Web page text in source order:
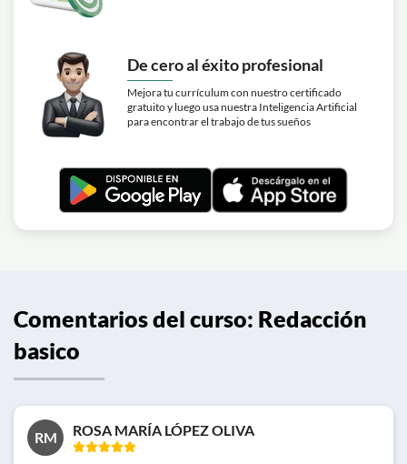
De cero al éxito profesional
Mejora tu currículum con nuestro certificado
gratuito y luego usa nuestra Inteligencia Artificial
para encontrar el trabajo de tus sueños
Comentarios del curso: Redacción
basico
RM ROSA MARÍA LÓPEZ OLIVA